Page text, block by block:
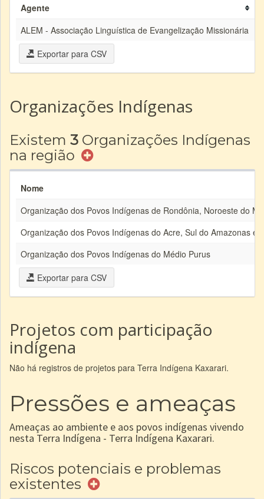
Agente
ALEM - Associação Linguística de Evangelização Missionária
Exportar para CSV
Organizações Indígenas
Existem 3 Organizações Indígenas
na região
Nome
Organização dos Povos Indígenas de Rondônia, Noroeste do
Organização dos Povos Indígenas do Acre, Sul do Amazonas e
Organização dos Povos Indígenas do Médio Purus
Exportar para CSV
Projetos com participação
indígena
Não há registros de projetos para Terra Indígena Kaxarari.
Pressões e ameaças
Ameaças ao ambiente e aos povos indígenas vivendo
nesta Terra Indígena - Terra Indígena Kaxarari.
Riscos potenciais e problemas
existentes